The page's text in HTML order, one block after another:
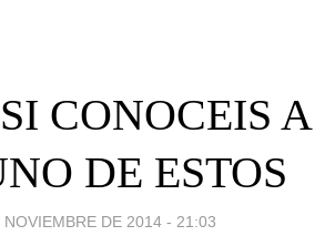
CONOCEIS A
DE ESTOS
NOVIEMBRE DE 2014 - 21:03